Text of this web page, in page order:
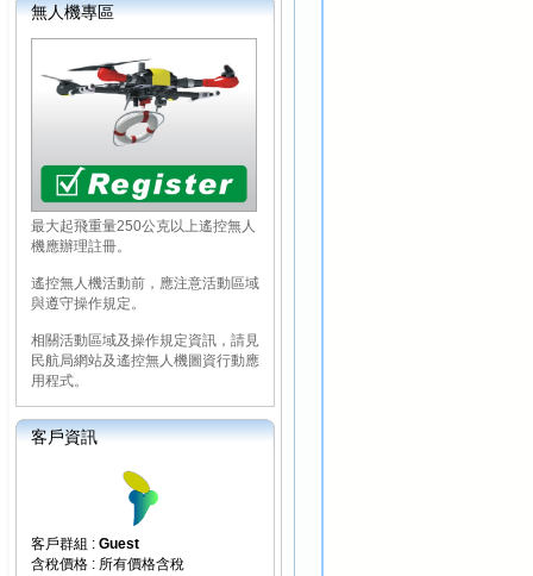
無人機專區
最大起飛重量250公克以上遙控無人
機應辦理註冊。
遙控無人機活動前，應注意活動區域
與遵守操作規定。
相關活動區域及操作規定資訊，請見
民航局網站及遙控無人機圖資行動應
用程式。
客戶資訊
客戶群組 : Guest
含稅價格 : 所有價格含稅